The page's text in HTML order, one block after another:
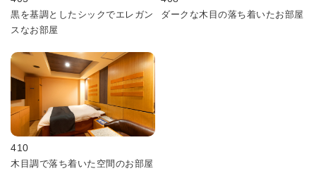
黒を基調としたシックでエレガン
スなお部屋
ダークな木目の落ち着いたお部屋
410
木目調で落ち着いた空間のお部屋